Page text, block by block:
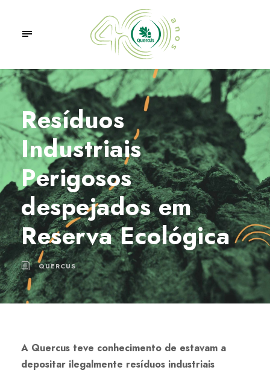
Resíduos
Industriais
Perigosos
despejados em
Reserva Ecológica
QUERCUS
A Quercus teve conhecimento de estavam a
depositar ilegalmente resíduos industriais